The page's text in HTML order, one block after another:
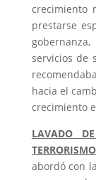
crecimiento
prestarse
servicios de
hacia el
crecimiento
LAVADO
TERRORISMO
abordó con